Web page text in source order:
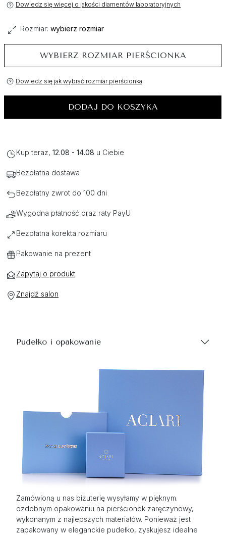
Dowiedz się więcej o jakości diamentów laboratoryjnych
Rozmiar: wybierz rozmiar
WYBIERZ ROZMIAR PIERŚCIONKA
Dowiedz się jak wybrać rozmiar pierścionka
DODAJ DO KOSZYKA
Kup teraz, 12.08 - 14.08 u Ciebie
Bezpłatna dostawa
Bezpłatny zwrot do 100 dni
Wygodna płatność oraz raty PayU
Bezpłatna korekta rozmiaru
Pakowanie na prezent
Zapytaj o produkt
Znajdź salon
Pudełko i opakowanie
Zamówioną u nas biżuterię wysyłamy w pięknym.
ozdobnym opakowaniu na pierścionek zaręczynowy,
wykonanym z najlepszych materiałów. Ponieważ jest
zapakowany w eleganckie pudełko, zyskujesz idealne